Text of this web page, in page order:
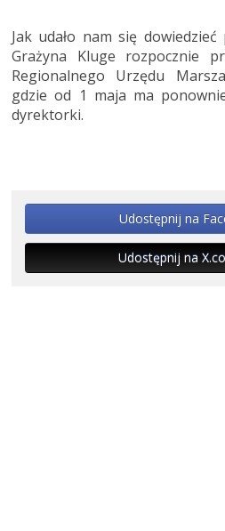
Jak udało nam się
Grażyna Kluge rozpocznie
Regionalnego Urzędu
gdzie od 1 maja ma
dyrektorki.
Udostępnij na
Udostępnij na